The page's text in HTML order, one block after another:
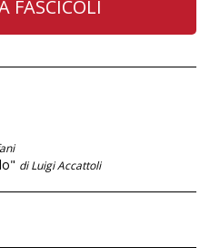
FASCICOLI
di Luigi Accattoli